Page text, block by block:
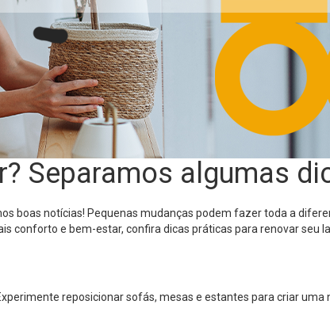
Separamos algumas
boas notícias! Pequenas mudanças podem fazer toda a
e bem-estar, confira dicas práticas para renovar seu
reposicionar sofás, mesas e estantes para criar uma